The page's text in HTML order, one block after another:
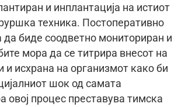
и инплантација на истиот
техника. Постоперативно
да биде соодветно мониториран и
мора да се титрира внесот на
и исхрана на организмот како би
шок од самата
овој процес преставува тимска